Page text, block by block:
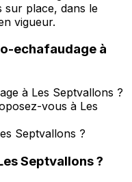
sur place, dans le
vigueur.
echafaudage à
à Les Septvallons ?
vous à Les
Septvallons ?
Septvallons?